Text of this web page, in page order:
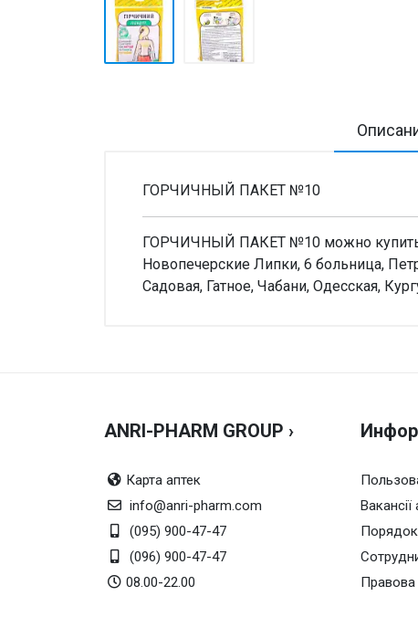
ГОРЧИЧНЫЙ ПАКЕТ №10
ГОРЧИЧНЫЙ ПАКЕТ №10 можно купить в
Новопечерские Липки, 6 больница,
Садовая, Гатное, Чабани, Одесская,
ANRI-PHARM GROUP ›
Карта аптек
info@anri-pharm.com
(095) 900-47-47
(096) 900-47-47
08.00-22.00
Вакансії
Правова